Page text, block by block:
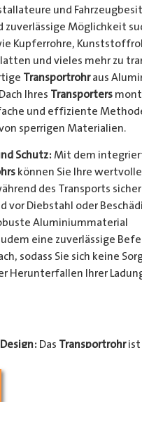
und
zuverlässige Möglichkeit
Kupferrohre,
und vieles mehr zu
Transportrohraus
Ihres Transporters
und effiziente
sperrigen Materialien.
Schutz: Mit dem
können Sie Ihre
des Transports sicher
vor Diebstahl oder
Aluminiummaterial
eine zuverlässige
sodass Sie sich keine
Herunterfallen Ihrer
Das Transportrohrist
und einfach